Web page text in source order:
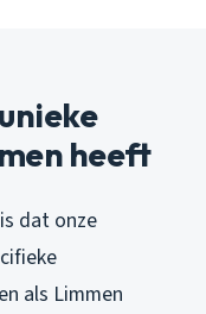
heeft
dat onze
als Limmen